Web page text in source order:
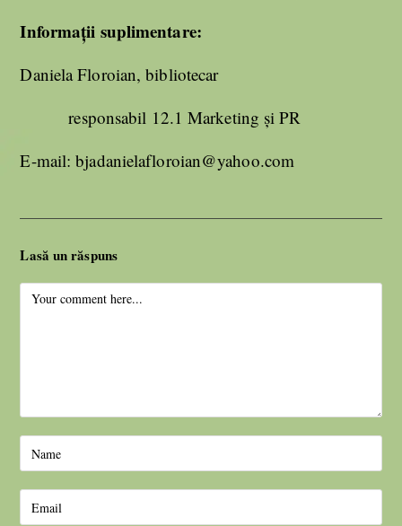
Informații suplimentare:
Daniela Floroian, bibliotecar
responsabil 12.1 Marketing și PR
E-mail: bjadanielafloroian@yahoo.com
Lasă un răspuns